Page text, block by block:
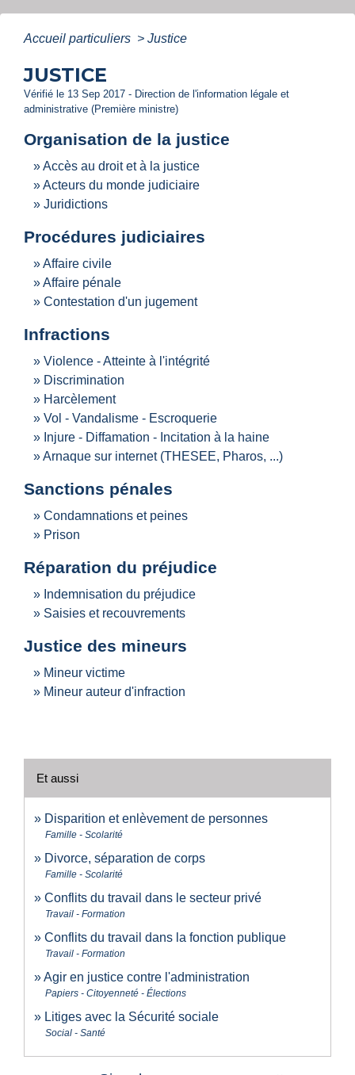
Accueil particuliers > Justice
JUSTICE
Vérifié le 13 Sep 2017 - Direction de l'information légale et
administrative (Première ministre)
Organisation de la justice
Accès au droit et à la justice
Acteurs du monde judiciaire
Juridictions
Procédures judiciaires
Affaire civile
Affaire pénale
Contestation d'un jugement
Infractions
Violence - Atteinte à l'intégrité
Discrimination
Harcèlement
Vol - Vandalisme - Escroquerie
Injure - Diffamation - Incitation à la haine
Arnaque sur internet (THESEE, Pharos, ...)
Sanctions pénales
Condamnations et peines
Prison
Réparation du préjudice
Indemnisation du préjudice
Saisies et recouvrements
Justice des mineurs
Mineur victime
Mineur auteur d'infraction
Et aussi
Disparition et enlèvement de personnes
Famille - Scolarité
Divorce, séparation de corps
Famille - Scolarité
Conflits du travail dans le secteur privé
Travail - Formation
Conflits du travail dans la fonction publique
Travail - Formation
Agir en justice contre l'administration
Papiers - Citoyenneté - Élections
Litiges avec la Sécurité sociale
Social - Santé